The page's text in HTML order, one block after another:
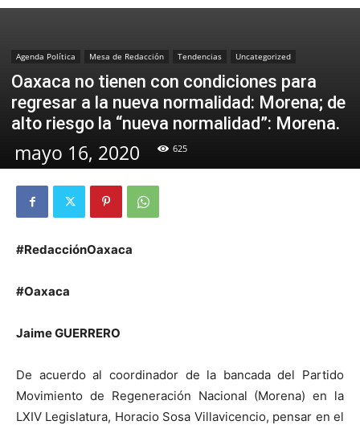
Agenda Política Mesa de Redacción Tendencias Uncategorized
Oaxaca no tienen con condiciones para
regresar a la nueva normalidad: Morena; de
alto riesgo la “nueva normalidad”: Morena.
mayo 16, 2020 625
#RedacciónOaxaca
#Oaxaca
Jaime GUERRERO
De acuerdo al coordinador de la bancada del Partido
Movimiento de Regeneración Nacional (Morena) en la
LXIV Legislatura, Horacio Sosa Villavicencio, pensar en el